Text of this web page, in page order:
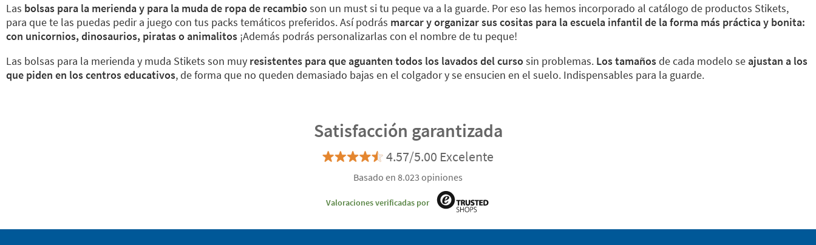
Las bolsas para la merienda y para la muda de ropa de recambioson un must si tu peque va a la guarde. Por eso las hemos incorporado al catálogo de productos Stikets,
para que te las puedas pedir a juego con tus packs temáticos preferidos. Así podrás marcar y organizar sus cositas para la escuela infantil de la forma más práctica y bonita:
con unicornios, dinosaurios, piratas o animalitos ¡Además podrás personalizarlas con el nombre de tu peque!
Las bolsas para la merienda y muda Stikets son muy resistentes para que aguanten todos los lavados del cursosin problemas. Los tamañosde cada modelo seajustan a los
que piden en los centros educativos, de forma que no queden demasiado bajas en el colgador y se ensucien en el suelo. Indispensables para la guarde.
Satisfacción garantizada
4.57/5.00 Excelente
Basado en 8.023 opiniones
Valoraciones verificadas por